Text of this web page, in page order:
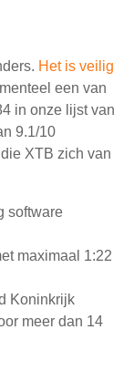
Het is veilig
een van
in onze lijst van
9.1/10
XTB zich van
software
maximaal 1:22
Koninkrijk
meer dan 14